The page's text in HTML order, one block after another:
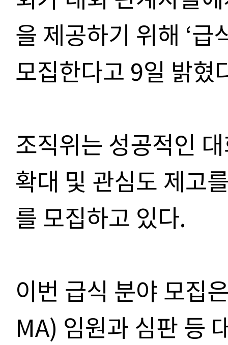
을 제공하기 위해 ‘급
모집한다고 9일 밝혔
조직위는 성공적인
확대 및 관심도 제고
를 모집하고 있다.
이번 급식 분야 모집
MA) 임원과 심판 등